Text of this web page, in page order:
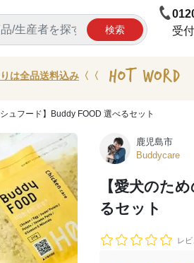
検索
受
は全品送料込み 〈〈
ュフード】Buddy FOOD 選べるセット
鹿児島市
Buddycare
【愛犬のた
るセット
レビ